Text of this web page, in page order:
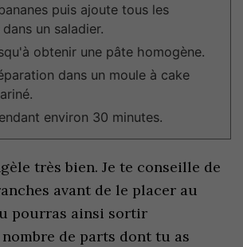
puis ajoute tous les
un saladier.
obtenir une pâte homogène.
dans un moule à cake
environ 30 minutes.
très bien. Je te conseille de
avant de le placer au
pourras ainsi sortir
de parts dont tu as